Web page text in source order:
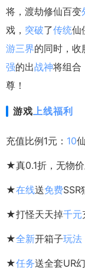
将，渡劫修仙百变
戏， 突破了传统仙
游三界的同时，收
强的出战神将组合
尊！
游戏上线福利
充值比例1元： 10
★真0.1折，无物
★在线送免费SSR
★打怪天天掉千元
★全新开箱子玩法
★任务送全套UR